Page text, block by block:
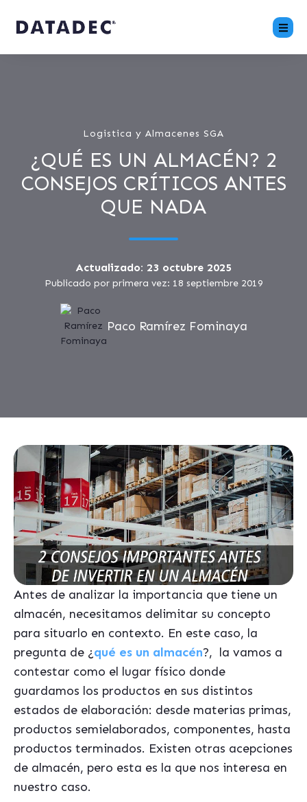
Logistica y Almacenes SGA
¿QUÉ ES UN ALMACÉN? 2
CONSEJOS CRÍTICOS ANTES
QUE NADA
Actualizado: 23 octubre 2025
Publicado por primera vez: 18 septiembre 2019
Paco Ramírez Fominaya
Antes de analizar la importancia que tiene un
almacén, necesitamos delimitar su concepto
para situarlo en contexto. En este caso, la
pregunta de ¿qué es un almacén?, la vamos a
contestar como el lugar físico donde
guardamos los productos en sus distintos
estados de elaboración: desde materias primas,
productos semielaborados, componentes, hasta
productos terminados. Existen otras acepciones
de almacén, pero esta es la que nos interesa en
nuestro caso.